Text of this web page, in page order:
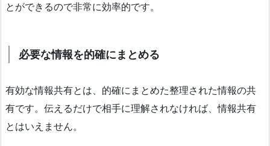
とができるので非常に効率的です。
必要な情報を的確にまとめる
有効な情報共有とは、的確にまとめた整理された情報の共
有です。伝えるだけで相手に理解されなければ、情報共有
とはいえません。